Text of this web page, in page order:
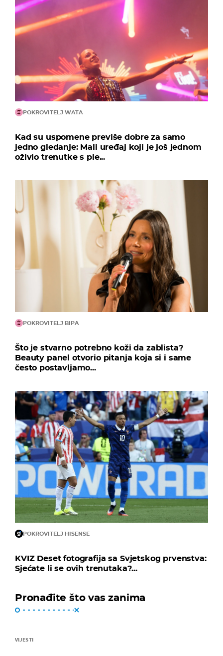
POKROVITELJ WATA
Kad su uspomene previše dobre za samo
jedno gledanje: Mali uređaj koji je još jednom
oživio trenutke s ple...
POKROVITELJ BIPA
Što je stvarno potrebno koži da zablista?
Beauty panel otvorio pitanja koja si i same
često postavljamo...
POKROVITELJ HISENSE
KVIZ Deset fotografija sa Svjetskog prvenstva:
Sjećate li se ovih trenutaka?...
Pronađite što vas zanima
VIJESTI